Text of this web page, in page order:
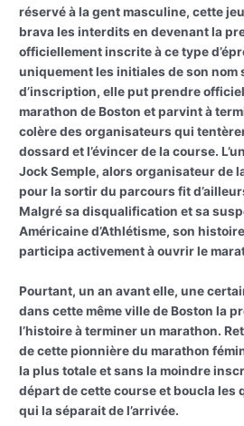
réservé à la gent masculine, cette
brava les interdits en devenant la
officiellement inscrite à ce type
uniquement les initiales de son nom
d’inscription, elle put prendre
marathon de Boston et parvint à
colère des organisateurs qui
dossard et l’évincer de la course.
Jock Semple, alors organisateur de
pour la sortir du parcours fit
Malgré sa disqualification et sa
Américaine d’Athlétisme, son
participa activement à ouvrir le
Pourtant, un an avant elle, une
dans cette même ville de Boston la
l’histoire à terminer un marathon.
de cette pionnière du marathon
la plus totale et sans la moindre
départ de cette course et boucla les
qui la séparait de l’arrivée.